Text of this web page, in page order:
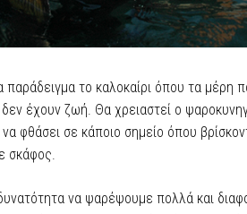
το καλοκαίρι όπου τα μέρη
δεν έχουν ζωή. Θα χρειαστεί ο
φθάσει σε κάποιο σημείο όπου
σκάφος.
να ψαρέψουμε πολλά και